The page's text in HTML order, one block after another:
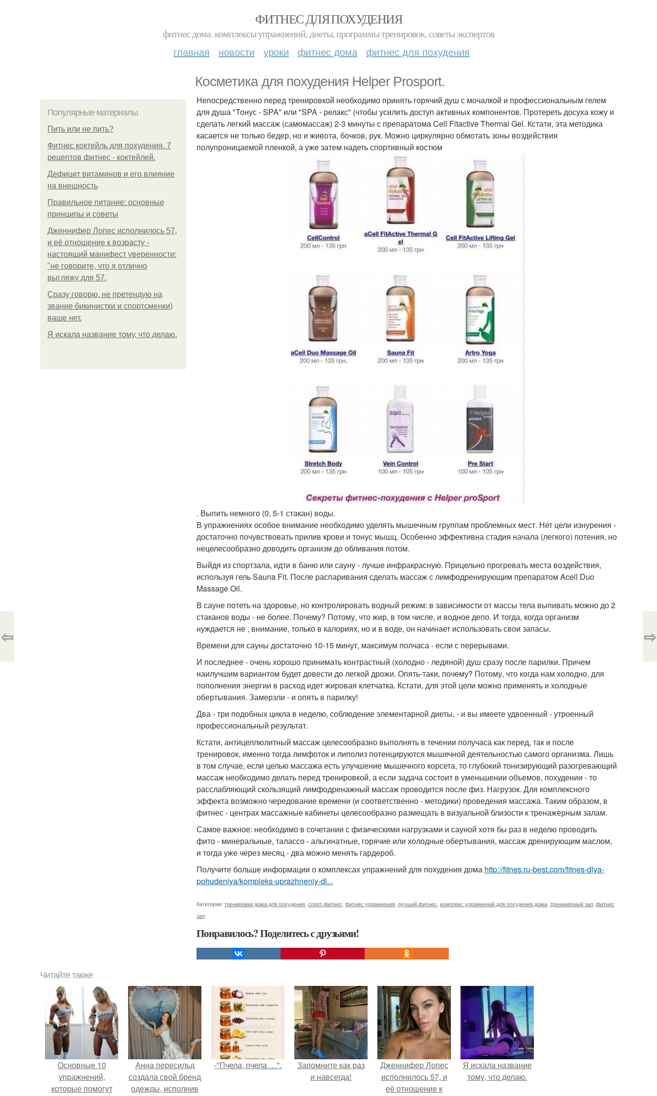
ФИТНЕС ДЛЯ ПОХУДЕНИЯ
фитнес дома. комплексы упражнений, диеты, программы тренировок, советы экспертов
главная новости уроки фитнес дома фитнес для похудения
Косметика для похудения Helper Prosport.
Популярные материалы
Пить или не пить?
Фитнес коктейль для похудения. 7
рецептов фитнес - коктейлей.
Дефицит витаминов и его влияние
на внешность
Правильное питание: основные
принципы и советы
Дженнифер Лопес исполнилось 57,
и её отношение к возрасту -
настоящий манифест уверенности:
"не говорите, что я отлично
выгляжу для 57.
Сразу говорю, не претендую на
звание бикинистки и спортсменки)
ваще нет.
Я искала название тому, что делаю.
Непосредственно перед тренировкой необходимо принять горячий душ с мочалкой и профессиональным гелем
для душа "Тонус - SPA" или "SPA - релакс" (чтобы усилить доступ активных компонентов. Протереть досуха кожу и
сделать легкий массаж (самомассаж) 2-3 минуты с препаратомa Cell Fitactive Thermal Gel. Кстати, эта методика
касается не только бедер, но и живота, бочков, рук. Можно циркулярно обмотать зоны воздействия
полупроницаемой пленкой, а уже затем надеть спортивный костюм
. Выпить немного (0, 5-1 стакан) воды.
В упражнениях особое внимание необходимо уделять мышечным группам проблемных мест. Нет цели изнурения -
достаточно почувствовать прилив крови и тонус мышц. Особенно эффективна стадия начала (легкого) потения, но
нецелесообразно доводить организм до обливания потом.
Выйдя из спортзала, идти в баню или сауну - лучше инфракрасную. Прицельно прогревать места воздействия,
используя гель Sauna Fit. После распаривания сделать массаж с лимфодренирующим препаратом Acell Duo
Massage Oil.
В сауне потеть на здоровье, но контролировать водный режим: в зависимости от массы тела выпивать можно до 2
стаканов воды - не более. Почему? Потому, что жир, в том числе, и водное депо. И тогда, когда организм
нуждается не , внимание, только в калориях, но и в воде, он начинает использовать свои запасы.
Времени для сауны достаточно 10-15 минут, максимум полчаса - если с перерывами.
И последнее - очень хорошо принимать контрастный (холодно - ледяной) душ сразу после парилки. Причем
наилучшим вариантом будет довести до легкой дрожи. Опять-таки, почему? Потому, что когда нам холодно, для
пополнения энергии в расход идет жировая клетчатка. Кстати, для этой цели можно применять и холодные
обертывания. Замерзли - и опять в парилку!
Два - три подобных цикла в неделю, соблюдение элементарной диеты, - и вы имеете удвоенный - утроенный
профессиональный результат.
Кстати, антицеллюлитный массаж целесообразно выполнять в течении получаса как перед, так и после
тренировок, именно тогда лимфоток и липолиз потенцируются мышечной деятельностью самого организма. Лишь
в том случае, если целью массажа есть улучшение мышечного корсета, то глубокий тонизирующий разогревающий
массаж необходимо делать перед тренировкой, а если задача состоит в уменьшении объемов, похудении - то
расслабляющий скользящий лимфодренажный массаж проводится после физ. Нагрузок. Для комплексного
эффекта возможно чередование времени (и соответственно - методики) проведения массажа. Таким образом, в
фитнес - центрах массажные кабинеты целесообразно размещать в визуальной близости к тренажерным залам.
Самое важное: необходимо в сочетании с физическими нагрузками и сауной хотя бы раз в неделю проводить
фито - минеральные, талассо - альгинатные, горячие или холодные обертывания, массаж дренирующим маслом,
и тогда уже через месяц - два можно менять гардероб.
Получите больше информации о комплексах упражнений для похудения дома http://fitnes.ru-best.com/fitnes-dlya-
pohudeniya/kompleks-uprazhneniy-dl...
Категории: тренировки дома для похудения спорт фитнес фитнес упражнения лучший фитнес комплекс упражнений для похудения дома тренажерный зал фитнес
зал
Понравилось? Поделитесь с друзьями!
⇦ ⇨
Читайте также
Основные 10
упражнений,
которые помогут
Анна пересильд
создала свой бренд
одежды, исполнив
-"Пчела, пчела …".
Запомните как раз
и навсегда!
Дженнифер Лопес
исполнилось 57, и
её отношение к
Я искала название
тому, что делаю.